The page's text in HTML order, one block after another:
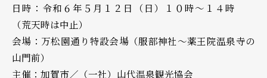
日時：令和６年５月１２日（日）１０時～１４時
（荒天時は中止）
会場：万松園通り特設会場（服部神社～薬王院温泉寺の
山門前）
主催：加賀市／（一社）山代温泉観光協会